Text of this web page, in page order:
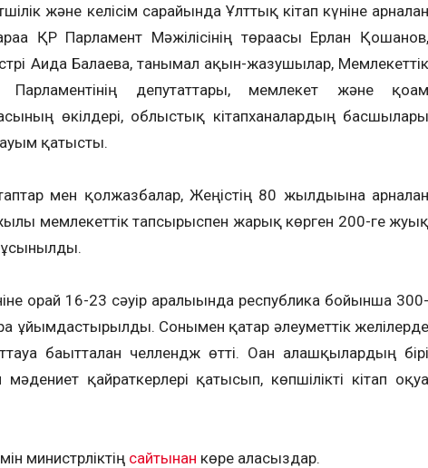
және келісім сарайында Ұлттық кітап күніне арналған
ҚР Парламент Мәжілісінің төрағасы Ерлан Қошанов,
Аида Балаева, танымал ақын-жазушылар, Мемлекеттік
депутаттары, мемлекет және қоғам
өкілдері, облыстық кітапханалардың басшылары
қатысты.
мен қолжазбалар, Жеңістің 80 жылдығына арналған
мемлекеттік тапсырыспен жарық көрген 200-ге жуық
ұсынылды.
орай 16-23 сәуір аралығында республика бойынша 300-
ұйымдастырылды. Сонымен қатар әлеуметтік желілерде
бағытталған челлендж өтті. Оған алғашқылардың бірі
қайраткерлері қатысып, көпшілікті кітап оқуға
министрліктің сайтынан көре аласыздар.